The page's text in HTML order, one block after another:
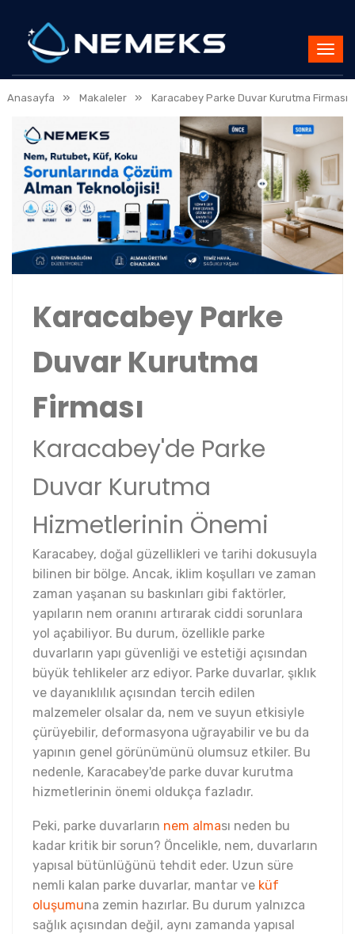
Anasayfa » Makaleler » Karacabey Parke Duvar Kurutma Firması
Karacabey Parke
Duvar Kurutma
Firması
Karacabey'de Parke
Duvar Kurutma
Hizmetlerinin Önemi
Karacabey, doğal güzellikleri ve tarihi dokusuyla
bilinen bir bölge. Ancak, iklim koşulları ve zaman
zaman yaşanan su baskınları gibi faktörler,
yapıların nem oranını artırarak ciddi sorunlara
yol açabiliyor. Bu durum, özellikle parke
duvarların yapı güvenliği ve estetiği açısından
büyük tehlikeler arz ediyor. Parke duvarlar, şıklık
ve dayanıklılık açısından tercih edilen
malzemeler olsalar da, nem ve suyun etkisiyle
çürüyebilir, deformasyona uğrayabilir ve bu da
yapının genel görünümünü olumsuz etkiler. Bu
nedenle, Karacabey'de parke duvar kurutma
hizmetlerinin önemi oldukça fazladır.
Peki, parke duvarların nem alması neden bu
kadar kritik bir sorun? Öncelikle, nem, duvarların
yapısal bütünlüğünü tehdit eder. Uzun süre
nemli kalan parke duvarlar, mantar ve küf
oluşumuna zemin hazırlar. Bu durum yalnızca
sağlık açısından değil, aynı zamanda yapısal